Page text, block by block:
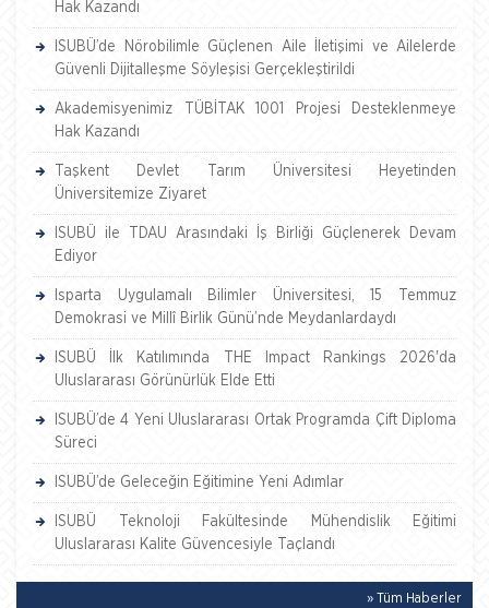
Hak Kazandı
ISUBÜ’de Nörobilimle Güçlenen Aile İletişimi ve Ailelerde
Güvenli Dijitalleşme Söyleşisi Gerçekleştirildi
Akademisyenimiz TÜBİTAK 1001 Projesi Desteklenmeye
Hak Kazandı
Taşkent Devlet Tarım Üniversitesi Heyetinden
Üniversitemize Ziyaret
ISUBÜ ile TDAU Arasındaki İş Birliği Güçlenerek Devam
Ediyor
Isparta Uygulamalı Bilimler Üniversitesi, 15 Temmuz
Demokrasi ve Millî Birlik Günü’nde Meydanlardaydı
ISUBÜ İlk Katılımında THE Impact Rankings 2026'da
Uluslararası Görünürlük Elde Etti
ISUBÜ’de 4 Yeni Uluslararası Ortak Programda Çift Diploma
Süreci
ISUBÜ’de Geleceğin Eğitimine Yeni Adımlar
ISUBÜ Teknoloji Fakültesinde Mühendislik Eğitimi
Uluslararası Kalite Güvencesiyle Taçlandı
» Tüm Haberler